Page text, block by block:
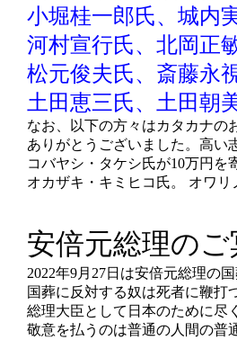
小堀桂一郎氏、城内
河村宣行氏、 北岡正
松元俊夫氏、斎藤永
土田恵三氏、土田朝
なお、以下の方々はカタカナの
ありがとうございました。高い
コバヤシ・タケシ氏が10万円を
オカザキ・キミヒコ氏。 オワ
安倍元総理の
2022年9月27日は安倍元総理の国
国葬に反対する奴は死者に鞭打
総理大臣として日本のために尽
敬意を払うのは普通の人間の普